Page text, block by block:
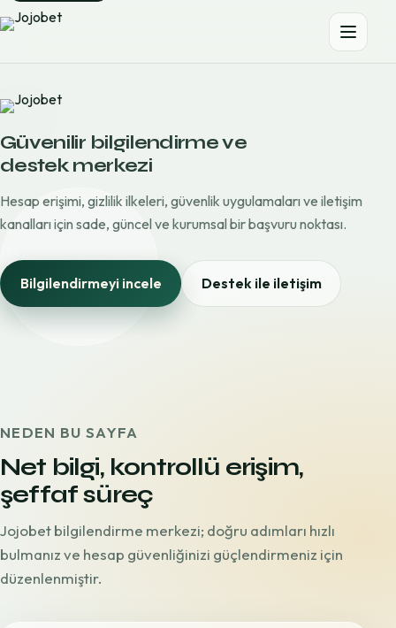
Güvenilir bilgilendirme ve
destek merkezi
Hesap erişimi, gizlilik ilkeleri, güvenlik uygulamaları ve iletişim
kanalları için sade, güncel ve kurumsal bir başvuru noktası.
Bilgilendirmeyi incele Destek ile iletişim
NEDEN BU SAYFA
Net bilgi, kontrollü erişim,
şeffaf süreç
Jojobet bilgilendirme merkezi; doğru adımları hızlı
bulmanız ve hesap güvenliğinizi güçlendirmeniz için
düzenlenmiştir.